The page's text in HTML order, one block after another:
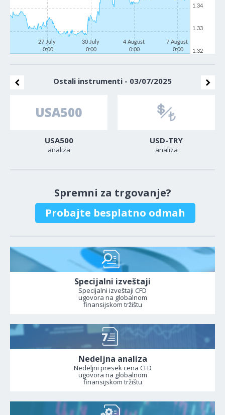
27 July
0:00
30 July
0:00
4 August
0:00
7 August
0:00
1.32
1.33
1.34
Ostali instrumenti - 03/07/2025
USA500
analiza
USD-TRY
analiza
Spremni za trgovanje?
Probajte besplatno odmah
Specijalni izveštaji
Specijalni izveštaji CFD
ugovora na globalnom
finansijskom tržištu
Nedeljna analiza
Nedeljni presek cena CFD
ugovora na globalnom
finansijskom tržištu